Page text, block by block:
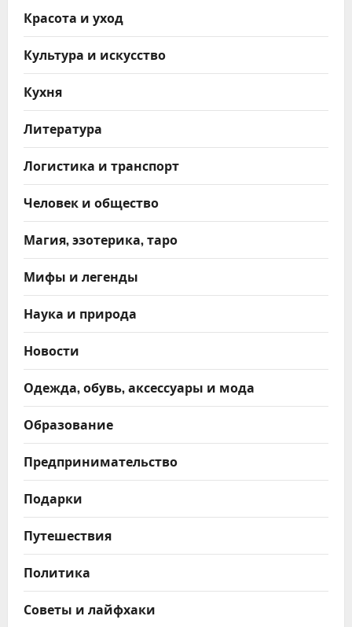
Красота и уход
Культура и искусство
Кухня
Литература
Логистика и транспорт
Человек и общество
Магия, эзотерика, таро
Мифы и легенды
Наука и природа
Новости
Одежда, обувь, аксессуары и мода
Образование
Предпринимательство
Подарки
Путешествия
Политика
Советы и лайфхаки